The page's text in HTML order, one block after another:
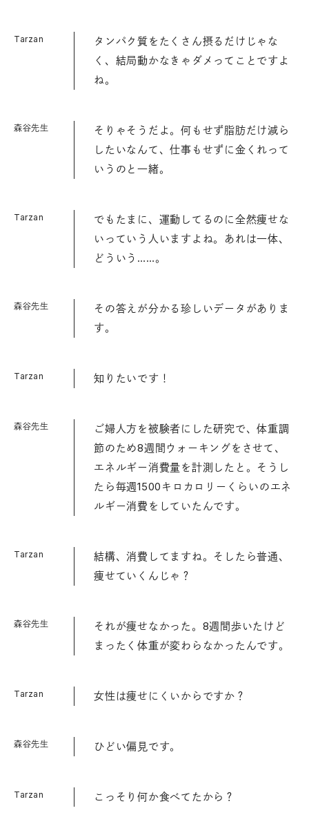
Tarzan
タンパク質をたくさん摂るだけじゃな
く、結局動かなきゃダメってことですよ
ね。
森谷先生
そりゃそうだよ。何もせず脂肪だけ減ら
したいなんて、仕事もせずに金くれって
いうのと一緒。
Tarzan
でもたまに、運動してるのに全然痩せな
いっていう人いますよね。あれは一体、
どういう……。
森谷先生
その答えが分かる珍しいデータがありま
す。
Tarzan 知りたいです！
森谷先生
ご婦人方を被験者にした研究で、体重調
節のため8週間ウォーキングをさせて、
エネルギー消費量を計測したと。そうし
たら毎週1500キロカロリーくらいのエネ
ルギー消費をしていたんです。
Tarzan
結構、消費してますね。そしたら普通、
痩せていくんじゃ？
森谷先生
それが痩せなかった。8週間歩いたけど
まったく体重が変わらなかったんです。
Tarzan 女性は痩せにくいからですか？
森谷先生 ひどい偏見です。
Tarzan こっそり何か食べてたから？